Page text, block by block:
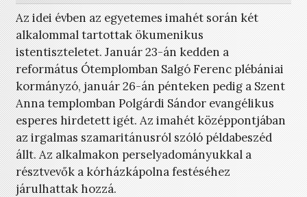
Az idei évben az egyetemes imahét során két
alkalommal tartottak ökumenikus
istentiszteletet. Január 23-án kedden a
református Ótemplomban Salgó Ferenc plébániai
kormányzó, január 26-án pénteken pedig a Szent
Anna templomban Polgárdi Sándor evangélikus
esperes hirdetett igét. Az imahét középpontjában
az irgalmas szamaritánusról szóló példabeszéd
állt. Az alkalmakon perselyadományukkal a
résztvevők a kórházkápolna festéséhez
járulhattak hozzá.